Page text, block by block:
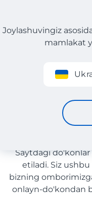
Roʻyxatdan oʻtish
Joylashuvingiz
mamlakat
Parfyumeriya
Saytdagi
etiladi. Siz
bizning
onlayn-do'kondan